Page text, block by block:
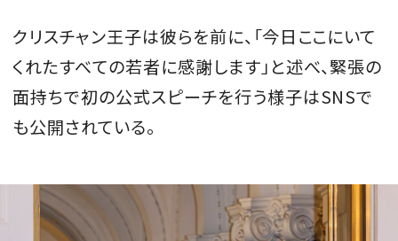
クリスチャン王子は彼らを前に、「今日ここにいて
くれたすべての若者に感謝します」と述べ、緊張の
面持ちで初の公式スピーチを行う様子はSNSで
も公開されている。